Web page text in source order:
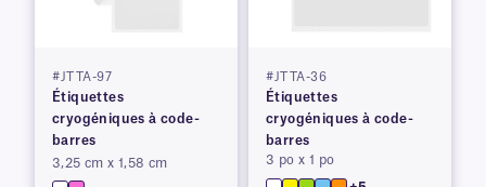
#JTTA-97
Étiquettes
cryogéniques à code-
barres
3,25 cm x 1,58 cm
#JTTA-36
Étiquettes
cryogéniques à code-
barres
3 po x 1 po